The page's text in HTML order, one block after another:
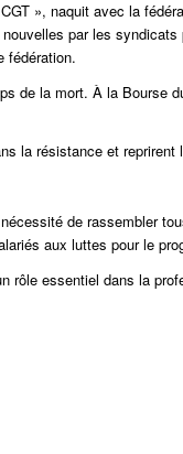
», naquit avec la
par les
fédération.
de la mort. À la Bourse
la résistance et
de rassembler
aux luttes pour le
rôle essentiel dans la